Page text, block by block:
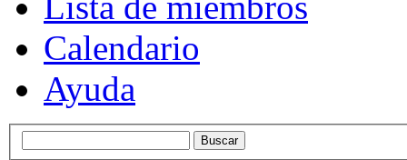
Calendario
Ayuda